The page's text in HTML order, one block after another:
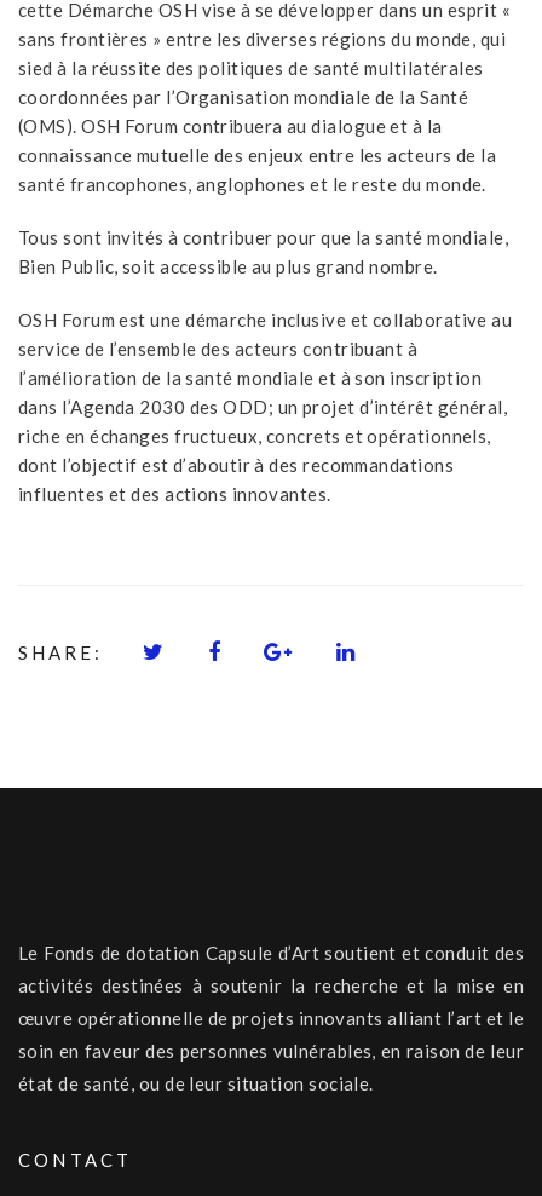
cette Démarche OSH vise à se développer dans un esprit «
sans frontières » entre les diverses régions du monde, qui
sied à la réussite des politiques de santé multilatérales
coordonnées par l’Organisation mondiale de la Santé
(OMS). OSH Forum contribuera au dialogue et à la
connaissance mutuelle des enjeux entre les acteurs de la
santé francophones, anglophones et le reste du monde.
Tous sont invités à contribuer pour que la santé mondiale,
Bien Public, soit accessible au plus grand nombre.
OSH Forum est une démarche inclusive et collaborative au
service de l’ensemble des acteurs contribuant à
l’amélioration de la santé mondiale et à son inscription
dans l’Agenda 2030 des ODD; un projet d’intérêt général,
riche en échanges fructueux, concrets et opérationnels,
dont l’objectif est d’aboutir à des recommandations
influentes et des actions innovantes.
SHARE:
Le Fonds de dotation Capsule d’Art soutient et conduit des
activités destinées à soutenir la recherche et la mise en
œuvre opérationnelle de projets innovants alliant l’art et le
soin en faveur des personnes vulnérables, en raison de leur
état de santé, ou de leur situation sociale.
CONTACT